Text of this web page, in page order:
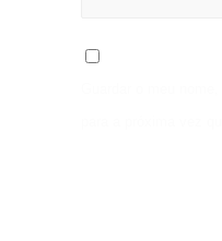
Guardar o meu